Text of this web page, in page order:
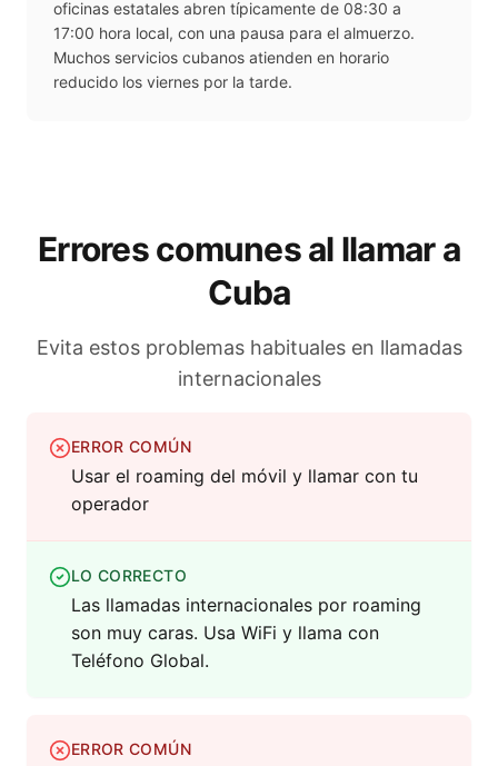
oficinas estatales abren típicamente de 08:30 a
17:00 hora local, con una pausa para el almuerzo.
Muchos servicios cubanos atienden en horario
reducido los viernes por la tarde.
Errores comunes al llamar a
Cuba
Evita estos problemas habituales en llamadas
internacionales
ERROR COMÚN
Usar el roaming del móvil y llamar con tu
operador
LO CORRECTO
Las llamadas internacionales por roaming
son muy caras. Usa WiFi y llama con
Teléfono Global.
ERROR COMÚN